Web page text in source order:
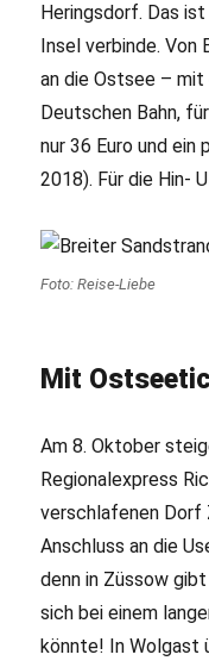
Heringsdorf. Das
Insel verbinde.
an die Ostsee – mit
Deutschen Bahn,
nur 36 Euro und ein
2018). Für die Hin-
Foto: Reise-Liebe
Mit
Am 8. Oktober
Regionalexpress
verschlafenen Dorf
Anschluss an die
denn in Züssow
sich bei einem
könnte! In Wolgast